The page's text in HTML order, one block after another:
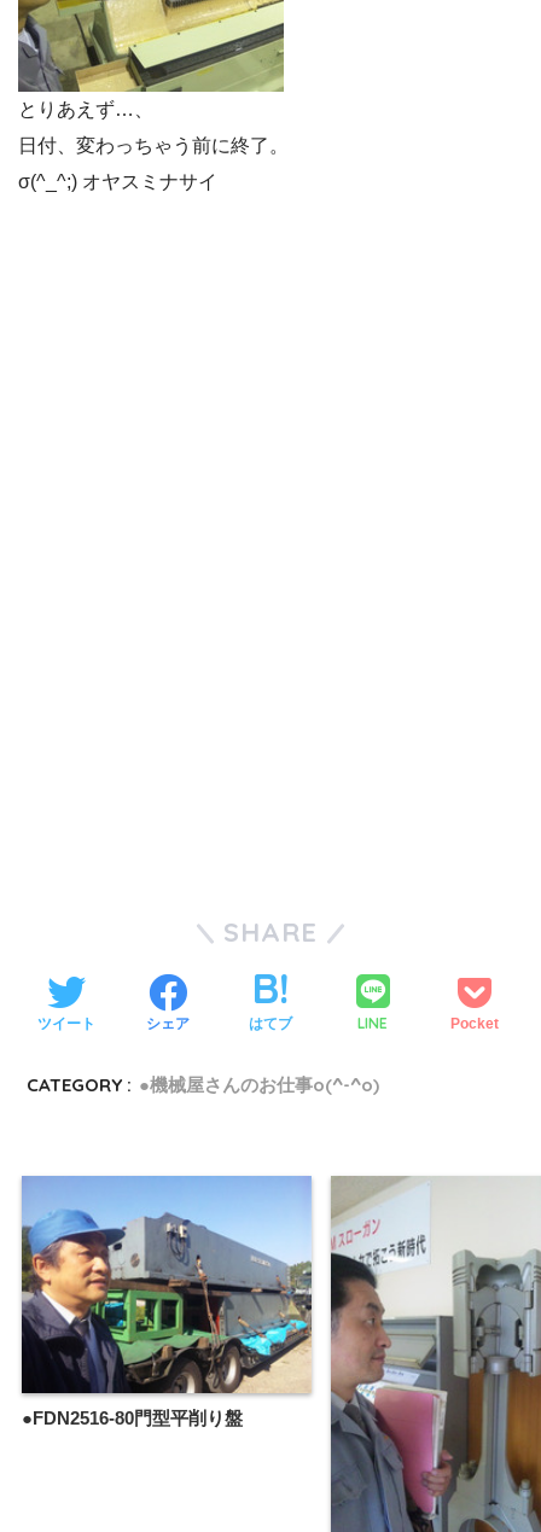
とりあえず…、
日付、変わっちゃう前に終了。
σ(^_^;) オヤスミナサイ
SHARE
ツイート シェア はてブ LINE Pocket
CATEGORY : ●機械屋さんのお仕事o(^-^o)
●FDN2516-80門型平削り盤